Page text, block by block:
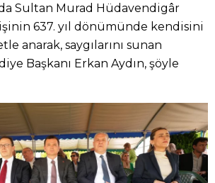
Sultan Murad Hüdavendigâr
637. yıl dönümünde kendisini
anarak, saygılarını sunan
Başkanı Erkan Aydın, şöyle